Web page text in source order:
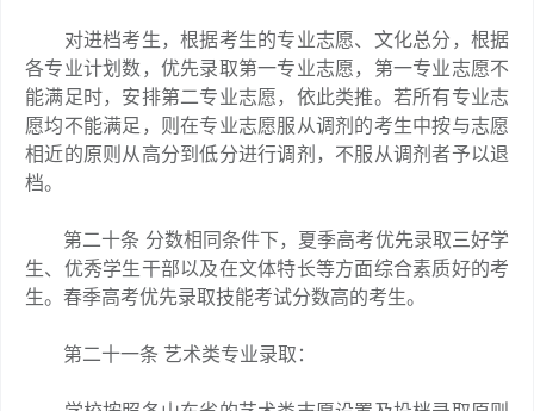
对进档考生，根据考生的专业志愿、文化总分，根据
各专业计划数，优先录取第一专业志愿，第一专业志愿不
能满足时，安排第二专业志愿，依此类推。若所有专业志
愿均不能满足，则在专业志愿服从调剂的考生中按与志愿
相近的原则从高分到低分进行调剂，不服从调剂者予以退
档。
第二十条 分数相同条件下，夏季高考优先录取三好学
生、优秀学生干部以及在文体特长等方面综合素质好的考
生。春季高考优先录取技能考试分数高的考生。
第二十一条 艺术类专业录取：